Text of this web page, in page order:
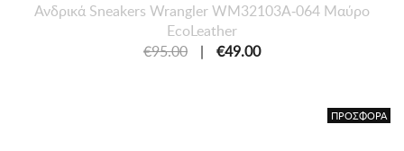
Ανδρικά Sneakers Wrangler WM32103A-064 Μαύρο
EcoLeather
€95.00
| €49.00
ΠΡΟΣΦΟΡΑ